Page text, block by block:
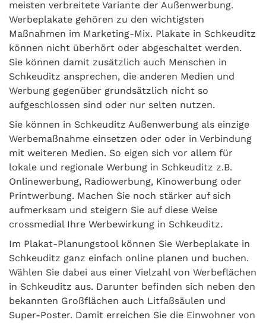
meisten verbreitete Variante der Außenwerbung.
Werbeplakate gehören zu den wichtigsten
Maßnahmen im Marketing-Mix. Plakate in Schkeuditz
können nicht überhört oder abgeschaltet werden.
Sie können damit zusätzlich auch Menschen in
Schkeuditz ansprechen, die anderen Medien und
Werbung gegenüber grundsätzlich nicht so
aufgeschlossen sind oder nur selten nutzen.
Sie können in Schkeuditz Außenwerbung als einzige
Werbemaßnahme einsetzen oder oder in Verbindung
mit weiteren Medien. So eigen sich vor allem für
lokale und regionale Werbung in Schkeuditz z.B.
Onlinewerbung, Radiowerbung, Kinowerbung oder
Printwerbung. Machen Sie noch stärker auf sich
aufmerksam und steigern Sie auf diese Weise
crossmedial Ihre Werbewirkung in Schkeuditz.
Im Plakat-Planungstool können Sie Werbeplakate in
Schkeuditz ganz einfach online planen und buchen.
Wählen Sie dabei aus einer Vielzahl von Werbeflächen
in Schkeuditz aus. Darunter befinden sich neben den
bekannten Großflächen auch Litfaßsäulen und
Super-Poster. Damit erreichen Sie die Einwohner von